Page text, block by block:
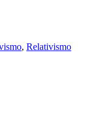
, Relativismo